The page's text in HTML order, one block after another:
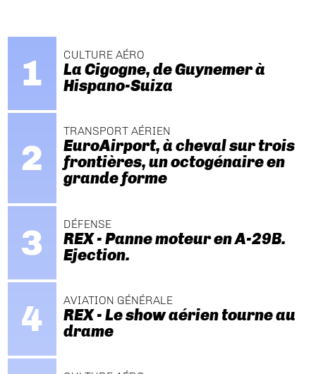
CULTURE AÉRO
La Cigogne, de Guynemer à
Hispano-Suiza
TRANSPORT AÉRIEN
EuroAirport, à cheval sur trois
frontières, un octogénaire en
grande forme
DÉFENSE
REX - Panne moteur en A-29B.
Ejection.
AVIATION GÉNÉRALE
REX - Le show aérien tourne au
drame